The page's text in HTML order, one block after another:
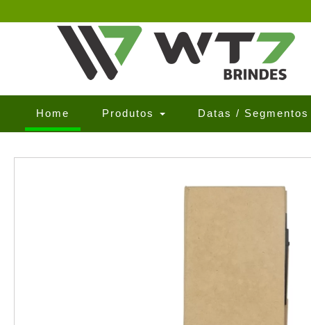
Home (current)Produtos Datas /